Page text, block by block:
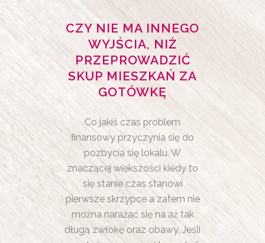
CZY NIE MA INNEGO
WYJŚCIA, NIŻ
PRZEPROWADZIĆ
SKUP MIESZKAŃ ZA
GOTÓWKĘ
Co jakiś czas problem
finansowy przyczynia się do
pozbycia się lokalu. W
znaczącej większości kiedy to
się stanie czas stanowi
pierwsze skrzypce a zatem nie
można narażać się na aż tak
długą zwłokę oraz obawy. Jeśli